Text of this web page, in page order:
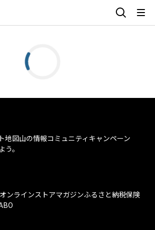
地図山の情報コミュニティ キャンペーン
。
オンラインストアマガジンふるさと納税保険